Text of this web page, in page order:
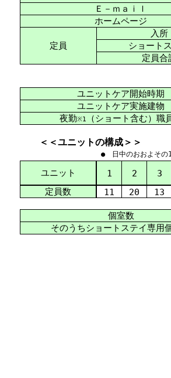
Ｅ－ｍａｉｌ
ホームページ
定員
入所
ショート
定員合
ユニットケア開始時期
ユニットケア実施建物
夜勤※1 （ショート含む）職
＜＜ユニットの構成＞＞
● 日中のおおよその1
ユニット 1 2 3
定員数
11 20 13
個室数
そのうちショートステイ専用